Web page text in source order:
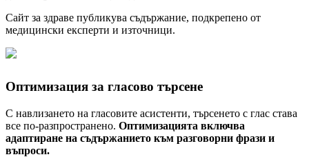
Сайт за здраве публикува съдържание, подкрепено от
медицински експерти и източници.
Оптимизация за гласово търсене
С навлизането на гласовите асистенти, търсенето с глас става
все по-разпространено. Оптимизацията включва
адаптиране на съдържанието към разговорни фрази и
въпроси.